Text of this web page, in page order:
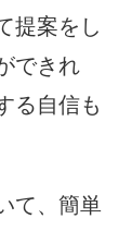
提案をし
できれ
る自信も
て、簡単